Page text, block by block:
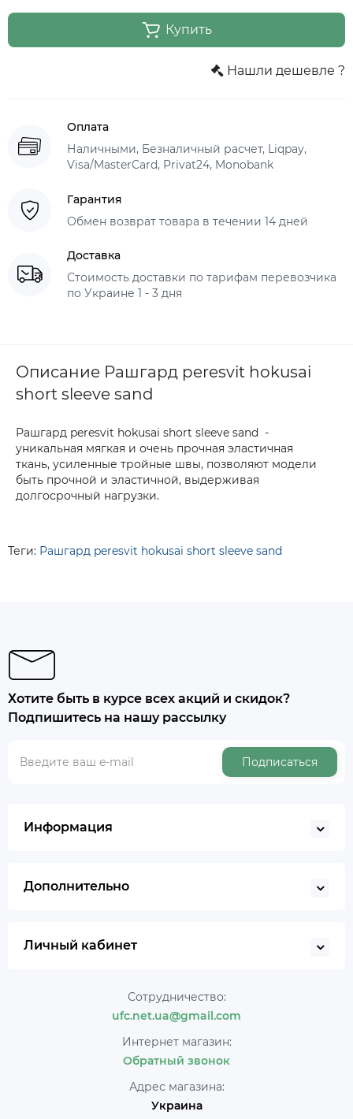
Купить
Нашли дешевле ?
Оплата
Наличными, Безналичный расчет, Liqpay,
Visa/MasterCard, Privat24, Monobank
Гарантия
Обмен возврат товара в течении 14 дней
Доставка
Стоимость доставки по тарифам перевозчика
по Украине 1 - 3 дня
Описание Рашгард peresvit hokusai
short sleeve sand
Рашгард peresvit hokusai short sleeve sand -
уникальная мягкая и очень прочная эластичная
ткань, усиленные тройные швы, позволяют модели
быть прочной и эластичной, выдерживая
долгосрочный нагрузки.
Теги: Рашгард peresvit hokusai short sleeve sand
Хотите быть в курсе всех акций и скидок?
Подпишитесь на нашу рассылку
Подписаться
Информация
Дополнительно
Личный кабинет
Сотрудничество:
ufc.net.ua@gmail.com
Интернет магазин:
Обратный звонок
Адрес магазина:
Украина